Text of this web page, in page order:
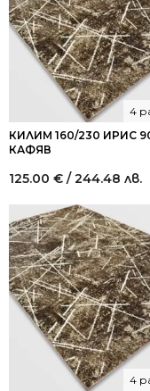
КИЛИМ 160/230 ИРИС
КАФЯВ
4
125.00 € / 244.48 лв.
4